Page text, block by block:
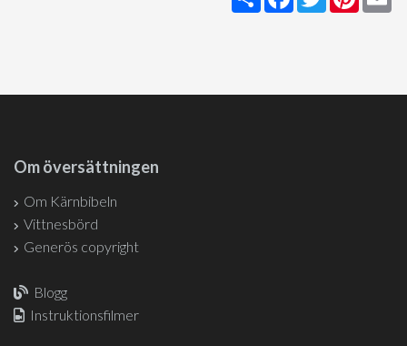
Om översättningen
Om Kärnbibeln
Vittnesbörd
Generös copyright
Blogg
Instruktionsfilmer